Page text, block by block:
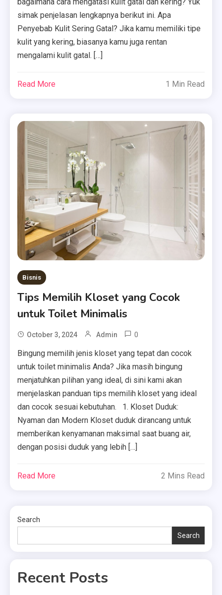
simak penjelasan lengkapnya berikut ini. Apa
Penyebab Kulit Sering Gatal? Jika kamu memiliki tipe
kulit yang kering, biasanya kamu juga rentan
mengalami kulit gatal. […]
Read More 1 Min Read
Bisnis
Tips Memilih Kloset yang Cocok
untuk Toilet Minimalis
October 3, 2024 Admin 0
Bingung memilih jenis kloset yang tepat dan cocok
untuk toilet minimalis Anda? Jika masih bingung
menjatuhkan pilihan yang ideal, di sini kami akan
menjelaskan panduan tips memilih kloset yang ideal
dan cocok sesuai kebutuhan. 1. Kloset Duduk:
Nyaman dan Modern Kloset duduk dirancang untuk
memberikan kenyamanan maksimal saat buang air,
dengan posisi duduk yang lebih […]
Read More 2 Mins Read
Search
Search
Recent Posts